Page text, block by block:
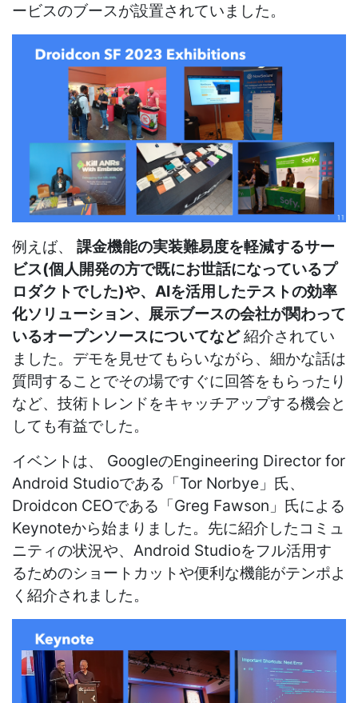
ービスのブースが設置されていました。
例えば、 課金機能の実装難易度を軽減するサー
ビス(個人開発の方で既にお世話になっているプ
ロダクトでした)や、AIを活用したテストの効率
化ソリューション、展示ブースの会社が関わって
いるオープンソースについてなど紹介されてい
ました。デモを見せてもらいながら、細かな話は
質問することでその場ですぐに回答をもらったり
など、技術トレンドをキャッチアップする機会と
しても有益でした。
イベントは、 GoogleのEngineering Director for
Android Studioである「Tor Norbye」氏、
Droidcon CEOである「Greg Fawson」氏による
Keynoteから始まりました。先に紹介したコミュ
ニティの状況や、Android Studioをフル活用す
るためのショートカットや便利な機能がテンポよ
く紹介されました。